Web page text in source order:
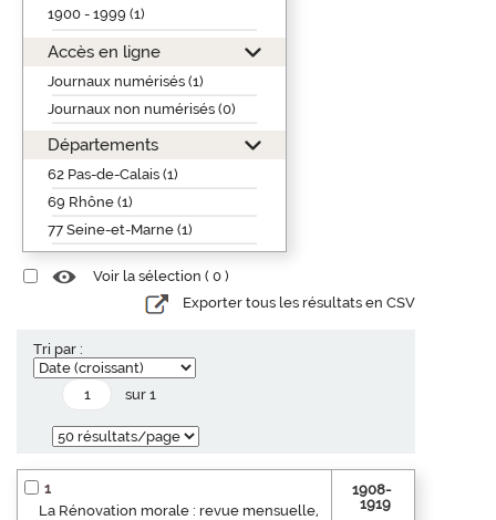
1900 - 1999 (1)
Accès en ligne
Journaux numérisés (1)
Journaux non numérisés (0)
Départements
62 Pas-de-Calais (1)
69 Rhône (1)
77 Seine-et-Marne (1)
Voir la sélection ( 0 )
Exporter tous les résultats en CSV
Tri par :
sur 1
1
La Rénovation morale : revue mensuelle,
1908-
1919